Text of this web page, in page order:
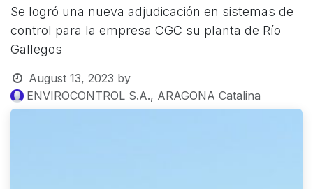
Se logró una nueva adjudicación en sistemas de
control para la empresa CGC su planta de Río
Gallegos
August 13, 2023 by
ENVIROCONTROL S.A., ARAGONA Catalina